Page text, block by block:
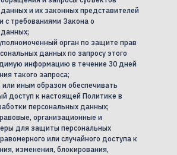
и их законных представителей
с требованиями Закона о
орган по защите прав
данных по запросу этого
информацию в течение 30 дней
такого запроса;
или иным образом обеспечивать
доступ к настоящей Политике в
персональных данных;
организационные и
для защиты персональных
или случайного доступа к
изменения, блокирования,